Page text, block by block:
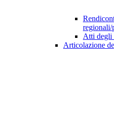
Atti degli
Articolazione